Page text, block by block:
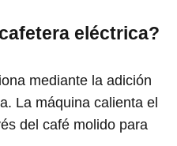
eléctrica?
mediante la adición
La máquina calienta el
del café molido para